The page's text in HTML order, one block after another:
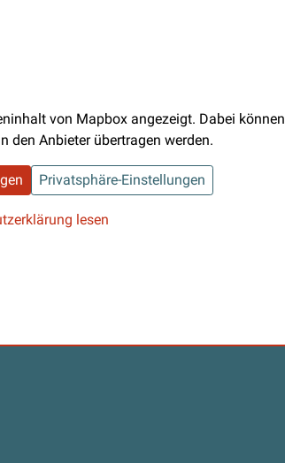
von Mapbox angezeigt. Dabei können
den Anbieter übertragen werden.
Privatsphäre-Einstellungen
lesen